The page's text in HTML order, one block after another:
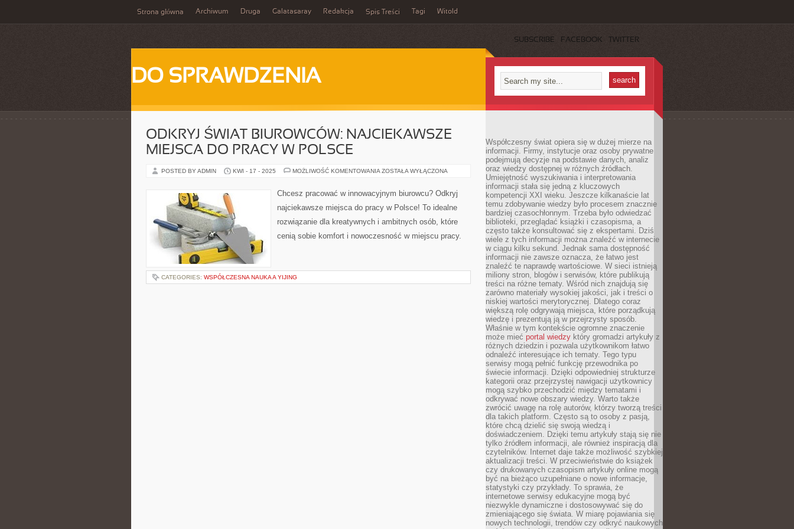
Strona główna Archiwum Druga Galatasaray Redakcja Spis Treści Tagi Witold
SUBSCRIBE FACEBOOK TWITTER
DO SPRAWDZENIA
ODKRYJ ŚWIAT BIUROWCÓW: NAJCIEKAWSZE
MIEJSCA DO PRACY W POLSCE
POSTED BY ADMIN KWI - 17 - 2025 MOŻLIWOŚĆ KOMENTOWANIA ODKRYJ
NAJCIEKAWSZE
MIEJSCA
PRACY
POLSCE
ZOSTAŁA WYŁĄCZONA
Chcesz pracować w innowacyjnym biurowcu? Odkryj
najciekawsze miejsca do pracy w Polsce! To idealne
rozwiązanie dla kreatywnych i ambitnych osób, które
cenią sobie komfort i nowoczesność w miejscu pracy.
CATEGORIES: WSPÓŁCZESNA NAUKA A YIJING
Współczesny świat opiera się w dużej mierze na
informacji. Firmy, instytucje oraz osoby prywatne
podejmują decyzje na podstawie danych, analiz
oraz wiedzy dostępnej w różnych źródłach.
Umiejętność wyszukiwania i interpretowania
informacji stała się jedną z kluczowych
kompetencji XXI wieku. Jeszcze kilkanaście lat
temu zdobywanie wiedzy było procesem znacznie
bardziej czasochłonnym. Trzeba było odwiedzać
biblioteki, przeglądać książki i czasopisma, a
często także konsultować się z ekspertami. Dziś
wiele z tych informacji można znaleźć w internecie
w ciągu kilku sekund. Jednak sama dostępność
informacji nie zawsze oznacza, że łatwo jest
znaleźć te naprawdę wartościowe. W sieci istnieją
miliony stron, blogów i serwisów, które publikują
treści na różne tematy. Wśród nich znajdują się
zarówno materiały wysokiej jakości, jak i treści o
niskiej wartości merytorycznej. Dlatego coraz
większą rolę odgrywają miejsca, które porządkują
wiedzę i prezentują ją w przejrzysty sposób.
Właśnie w tym kontekście ogromne znaczenie
może mieć portal wiedzy który gromadzi artykuły z
różnych dziedzin i pozwala użytkownikom łatwo
odnaleźć interesujące ich tematy. Tego typu
serwisy mogą pełnić funkcję przewodnika po
świecie informacji. Dzięki odpowiedniej strukturze
kategorii oraz przejrzystej nawigacji użytkownicy
mogą szybko przechodzić między tematami i
odkrywać nowe obszary wiedzy. Warto także
zwrócić uwagę na rolę autorów, którzy tworzą treści
dla takich platform. Często są to osoby z pasją,
które chcą dzielić się swoją wiedzą i
doświadczeniem. Dzięki temu artykuły stają się nie
tylko źródłem informacji, ale również inspiracją dla
czytelników. Internet daje także możliwość szybkiej
aktualizacji treści. W przeciwieństwie do książek
czy drukowanych czasopism artykuły online mogą
być na bieżąco uzupełniane o nowe informacje,
statystyki czy przykłady. To sprawia, że
internetowe serwisy edukacyjne mogą być
niezwykle dynamiczne i dostosowywać się do
zmieniającego się świata. W miarę pojawiania się
nowych technologii, trendów czy odkryć naukowych